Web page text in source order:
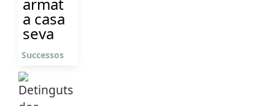
a casa
seva
Successos